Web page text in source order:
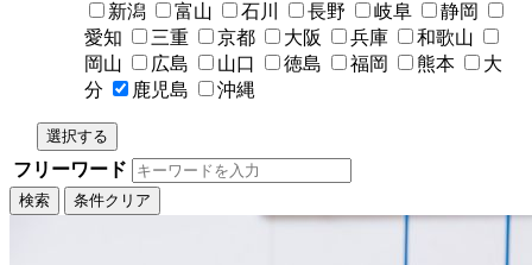
新潟
富山 石川 長野 岐阜
静岡
愛知
三重 京都 大阪 兵庫
和歌山
岡山
広島 山口 徳島 福岡 熊本
大
分
鹿児島 沖縄
選択する
フリーワード
検索 条件クリア